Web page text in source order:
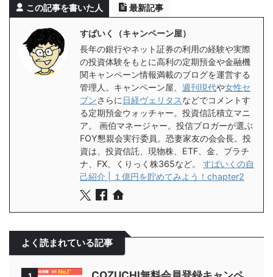
この記事を書いた人 最新記事
すぱいく（キャンペーン屋）
長年の銀行やネット証券の利用の経験や実際
の投資体験をもとに高利の定期預金や金融機
関キャンペーン情報満載のブログを運営する
管理人。キャンペーン屋、 週刊現代や女性セ
ブンさらに 日経ヴェリタスなどでコメントす
る定期預金ウォッチャー。投資信託積立マニ
ア。 画伯マネージャー。投信ブロガーが選ぶ
FOY懇親会実行委員。恐妻家友の会会長。投
資は、投資信託、現物株、ETF、金、プラチ
ナ、FX、くりっく株365など。 すぱいくの自
己紹介 | １億円を貯めてみよう！chapter2
よく読まれている記事